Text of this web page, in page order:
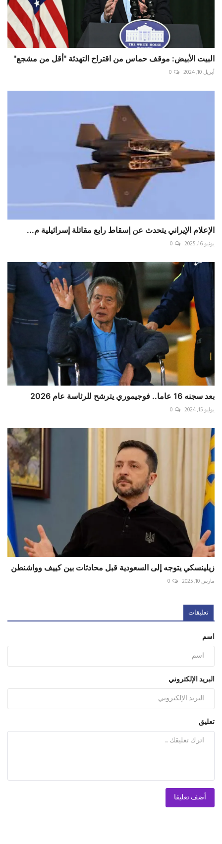
البيت الأبيض: موقف حماس من اقتراح التهدئة "أقل من مشجع"
أبريل 10, 2024 0
الإعلام الإيراني يتحدث عن إسقاط رابع مقاتلة إسرائيلية م...
يونيو 16, 2025 0
بعد سجنه 16 عاما.. فوجيموري يترشح للرئاسة عام 2026
يوليو 15, 2024 0
زيلينسكي يتوجه إلى السعودية قبل محادثات بين كييف وواشنطن
مارس 10, 2025 0
تعليقات
اسم
البريد الإلكتروني
تعليق
أضف تعليقا